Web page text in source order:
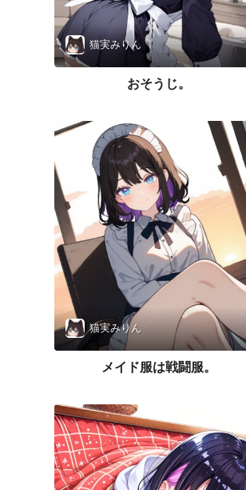
猫実みりん
おそうじ。
猫実みりん
メイド服は戦闘服。